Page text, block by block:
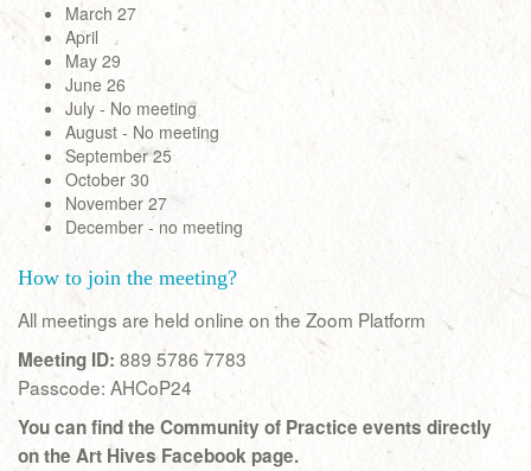
March 27
April
May 29
June 26
July - No meeting
August - No meeting
September 25
October 30
November 27
December - no meeting
How to join the meeting?
All meetings are held online on the Zoom Platform
Meeting ID: 889 5786 7783
Passcode: AHCoP24
You can find the Community of Practice events directly
on the Art Hives Facebook page.